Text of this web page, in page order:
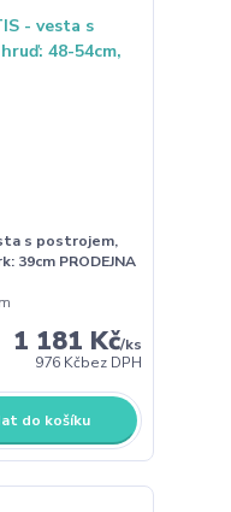
s postrojem,
39cm PRODEJNA
1 181 Kč/ks
976 Kčbez DPH
do košíku